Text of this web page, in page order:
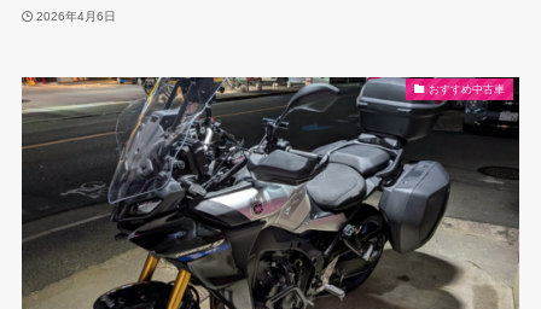
2026年4月6日
おすすめ中古車